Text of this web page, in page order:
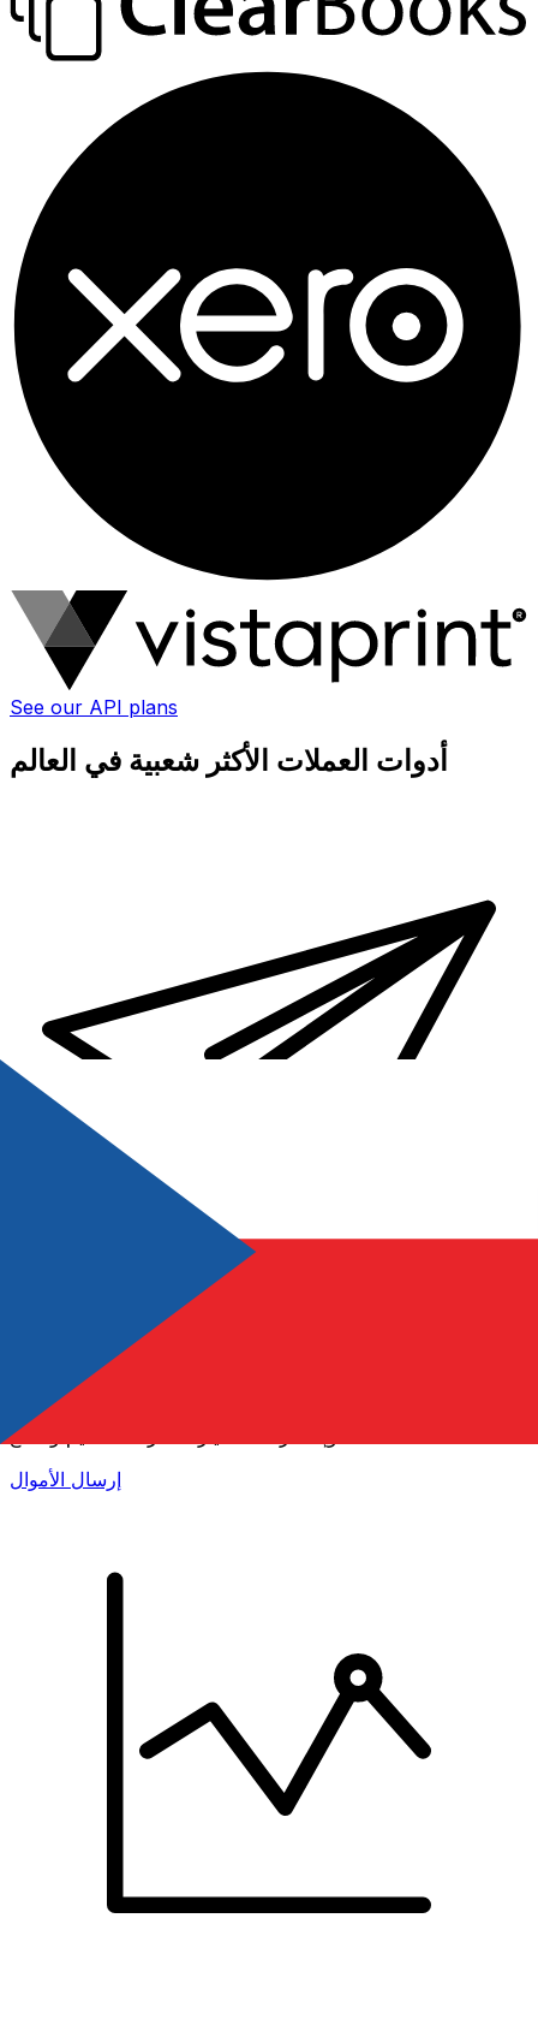
See our API plans
أدوات العملات الأكثر شعبية في العالم
أرسل المال عبر الإنترنت بسرعة وسهولة وأمان. تتبع مباشر
إرسال الأموال